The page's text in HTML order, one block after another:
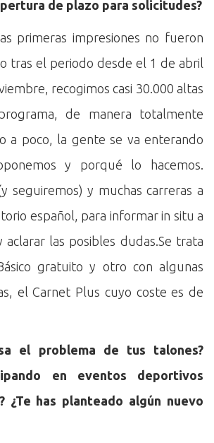
de plazo para solicitudes?
primeras impresiones no fueron
tras el periodo desde el 1 de abril
recogimos casi 30.000 altas
de manera totalmente
a poco, la gente se va enterando
y porqué lo hacemos.
seguiremos) y muchas carreras a
español, para informar in situ a
aclarar las posibles dudas.Se trata
gratuito y otro con algunas
el Carnet Plus cuyo coste es de
el problema de tus talones?
en eventos deportivos
¿Te has planteado algún nuevo